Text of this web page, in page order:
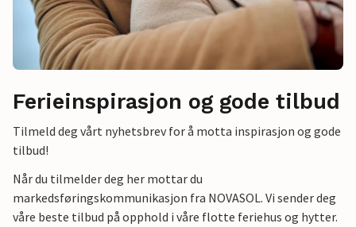
Ferieinspirasjon og gode tilbud
Tilmeld deg vårt nyhetsbrev for å motta inspirasjon og gode
tilbud!
Når du tilmelder deg her mottar du
markedsføringskommunikasjon fra NOVASOL. Vi sender deg
våre beste tilbud på opphold i våre flotte feriehus og hytter.